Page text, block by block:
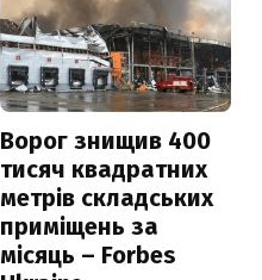
Ворог знищив 400
тисяч квадратних
метрів складських
приміщень за
місяць – Forbes